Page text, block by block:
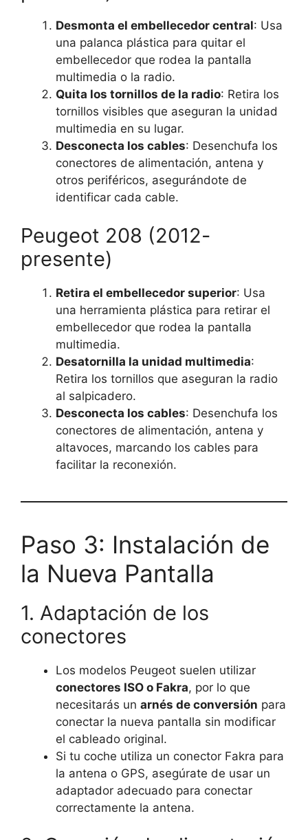
Desmonta el embellecedor central: Usa
una palanca plástica para quitar el
embellecedor que rodea la pantalla
multimedia o la radio.
Quita los tornillos de la radio: Retira los
tornillos visibles que aseguran la unidad
multimedia en su lugar.
Desconecta los cables: Desenchufa los
conectores de alimentación, antena y
otros periféricos, asegurándote de
identificar cada cable.
Peugeot 208 (2012-
presente)
Retira el embellecedor superior: Usa
una herramienta plástica para retirar el
embellecedor que rodea la pantalla
multimedia.
Desatornilla la unidad multimedia:
Retira los tornillos que aseguran la radio
al salpicadero.
Desconecta los cables: Desenchufa los
conectores de alimentación, antena y
altavoces, marcando los cables para
facilitar la reconexión.
Paso 3: Instalación de
la Nueva Pantalla
1. Adaptación de los
conectores
Los modelos Peugeot suelen utilizar
conectores ISO o Fakra, por lo que
necesitarás un arnés de conversión para
conectar la nueva pantalla sin modificar
el cableado original.
Si tu coche utiliza un conector Fakra para
la antena o GPS, asegúrate de usar un
adaptador adecuado para conectar
correctamente la antena.